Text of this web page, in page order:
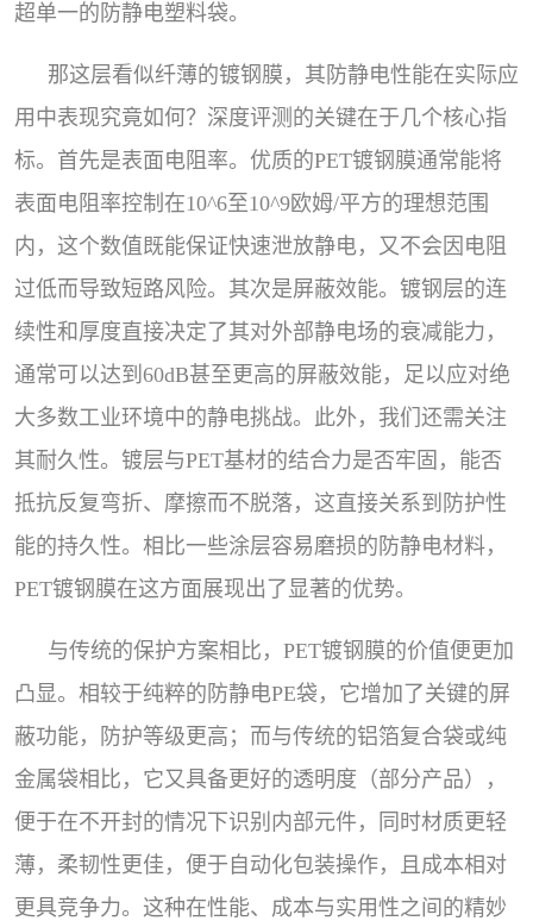
超单一的防静电塑料袋。
那这层看似纤薄的镀钢膜，其防静电性能在实际应
用中表现究竟如何？深度评测的关键在于几个核心指
标。首先是表面电阻率。优质的PET镀钢膜通常能将
表面电阻率控制在10^6至10^9欧姆/平方的理想范围
内，这个数值既能保证快速泄放静电，又不会因电阻
过低而导致短路风险。其次是屏蔽效能。镀钢层的连
续性和厚度直接决定了其对外部静电场的衰减能力，
通常可以达到60dB甚至更高的屏蔽效能，足以应对绝
大多数工业环境中的静电挑战。此外，我们还需关注
其耐久性。镀层与PET基材的结合力是否牢固，能否
抵抗反复弯折、摩擦而不脱落，这直接关系到防护性
能的持久性。相比一些涂层容易磨损的防静电材料，
PET镀钢膜在这方面展现出了显著的优势。
与传统的保护方案相比，PET镀钢膜的价值便更加
凸显。相较于纯粹的防静电PE袋，它增加了关键的屏
蔽功能，防护等级更高；而与传统的铝箔复合袋或纯
金属袋相比，它又具备更好的透明度（部分产品），
便于在不开封的情况下识别内部元件，同时材质更轻
薄，柔韧性更佳，便于自动化包装操作，且成本相对
更具竞争力。这种在性能、成本与实用性之间的精妙